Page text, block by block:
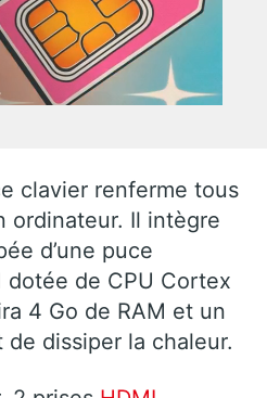
clavier renferme tous
ordinateur. Il intègre
d’une puce
dotée de CPU Cortex
4 Go de RAM et un
dissiper la chaleur.